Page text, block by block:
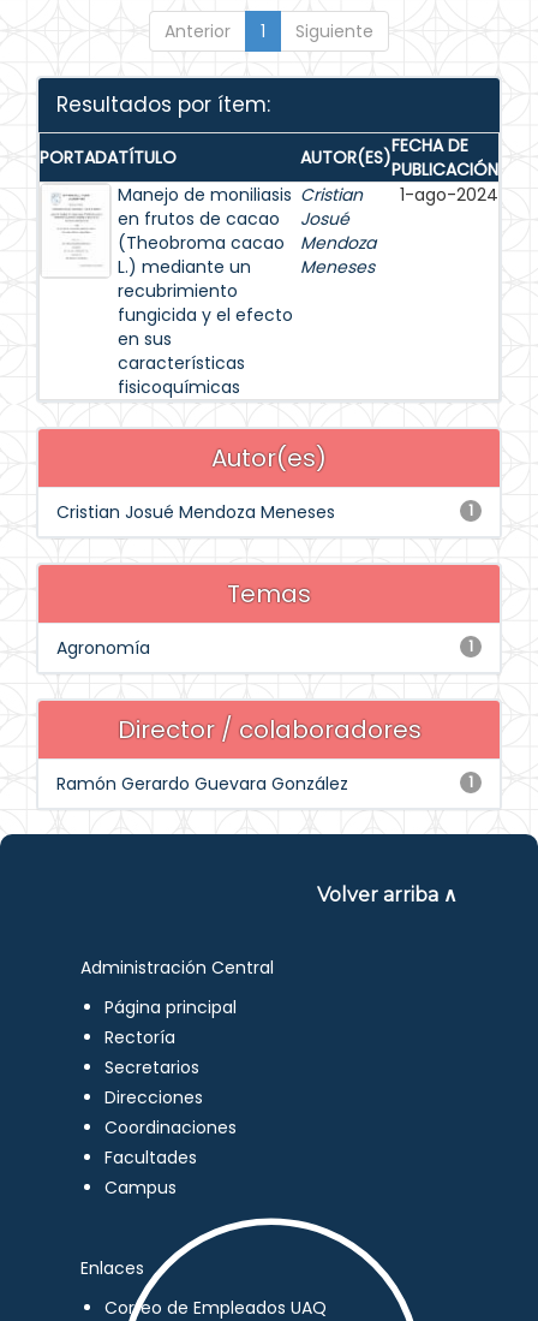
Anterior 1 Siguiente
Resultados por ítem:
PORTADATÍTULO AUTOR(ES)FECHA DE
PUBLICACIÓN
Manejo de moniliasis
en frutos de cacao
(Theobroma cacao
L.) mediante un
recubrimiento
fungicida y el efecto
en sus
características
fisicoquímicas
Cristian
Josué
Mendoza
Meneses
1-ago-2024
Autor(es)
1
Cristian Josué Mendoza Meneses
Temas
1
Agronomía
Director / colaboradores
1
Ramón Gerardo Guevara González
Volver arriba ∧
Administración Central
Página principal
Rectoría
Secretarios
Direcciones
Coordinaciones
Facultades
Campus
Enlaces
Correo de Empleados UAQ